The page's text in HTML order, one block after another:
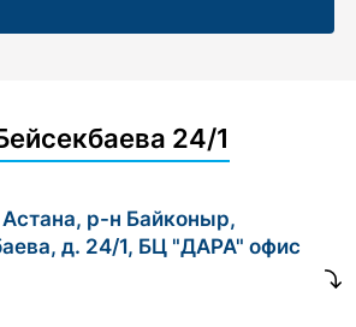
24/1
р-н Байконыр,
д. 24/1, БЦ "ДАРА" офис